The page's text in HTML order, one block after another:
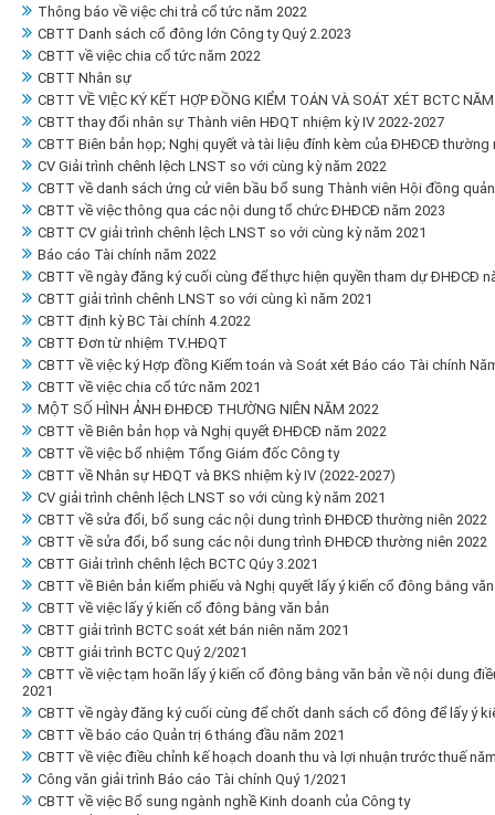
Thông báo về việc chi trả cổ tức năm 2022
CBTT Danh sách cổ đông lớn Công ty Quý 2.2023
CBTT về việc chia cổ tức năm 2022
CBTT Nhân sự
CBTT VỀ VIỆC KÝ KẾT HỢP ĐỒNG KIỂM TOÁN VÀ SOÁT XÉT BCTC
CBTT thay đổi nhân sự Thành viên HĐQT nhiệm kỳ IV 2022-2027
CBTT Biên bản họp; Nghị quyết và tài liệu đính kèm của ĐHĐCĐ thường
CV Giải trình chênh lệch LNST so với cùng kỳ năm 2022
CBTT về danh sách ứng cử viên bầu bổ sung Thành viên Hội đồng
CBTT về việc thông qua các nội dung tổ chức ĐHĐCĐ năm 2023
CBTT CV giải trình chênh lệch LNST so với cùng kỳ năm 2021
Báo cáo Tài chính năm 2022
CBTT về ngày đăng ký cuối cùng để thực hiện quyền tham dự ĐHĐCĐ
CBTT giải trình chênh LNST so với cùng kì năm 2021
CBTT định kỳ BC Tài chính 4.2022
CBTT Đơn từ nhiệm TV.HĐQT
CBTT về việc ký Hợp đồng Kiểm toán và Soát xét Báo cáo Tài chính
CBTT về việc chia cổ tức năm 2021
MỘT SỐ HÌNH ẢNH ĐHĐCĐ THƯỜNG NIÊN NĂM 2022
CBTT về Biên bản họp và Nghị quyết ĐHĐCĐ năm 2022
CBTT về việc bổ nhiệm Tổng Giám đốc Công ty
CBTT về Nhân sự HĐQT và BKS nhiệm kỳ IV (2022-2027)
CV giải trình chênh lệch LNST so với cùng kỳ năm 2021
CBTT về sửa đổi, bổ sung các nội dung trình ĐHĐCĐ thường niên 2022
CBTT về sửa đổi, bổ sung các nội dung trình ĐHĐCĐ thường niên 2022
CBTT Giải trình chênh lệch BCTC Qúy 3.2021
CBTT về Biên bản kiểm phiếu và Nghị quyết lấy ý kiến cổ đông bằng
CBTT về việc lấy ý kiến cổ đông bằng văn bản
CBTT giải trình BCTC soát xét bán niên năm 2021
CBTT giải trình BCTC Quý 2/2021
CBTT về việc tạm hoãn lấy ý kiến cổ đông bằng văn bản về nội dung
2021
CBTT về ngày đăng ký cuối cùng để chốt danh sách cổ đông để lấy ý
CBTT về báo cáo Quản trị 6 tháng đầu năm 2021
CBTT về việc điều chỉnh kế hoạch doanh thu và lợi nhuận trước thuế
Công văn giải trình Báo cáo Tài chính Quý 1/2021
CBTT về việc Bổ sung ngành nghề Kinh doanh của Công ty